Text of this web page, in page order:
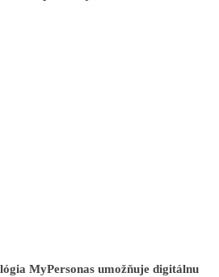
MyPersonas umožňuje digitálnu